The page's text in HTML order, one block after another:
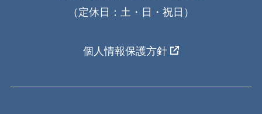
（定休日：土・日・祝日）
個人情報保護方針